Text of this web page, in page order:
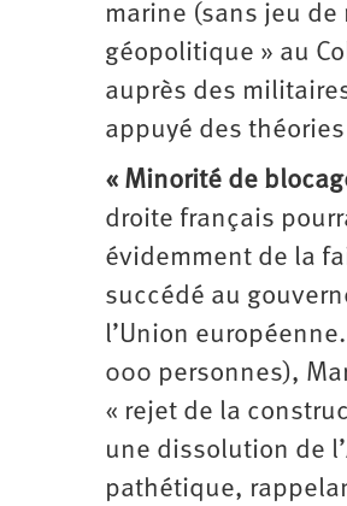
marine (sans jeu
géopolitique » au
auprès des
appuyé des
« Minorité de
droite français
évidemment de la
succédé au
l’Union
000 personnes),
« rejet de la
une dissolution de
pathétique,